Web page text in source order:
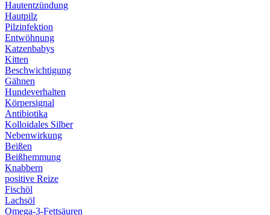
Hautentzündung
Hautpilz
Pilzinfektion
Entwöhnung
Katzenbabys
Kitten
Beschwichtigung
Gähnen
Hundeverhalten
Körpersignal
Antibiotika
Kolloidales Silber
Nebenwirkung
Beißen
Beißhemmung
Knabbern
positive Reize
Fischöl
Lachsöl
Omega-3-Fettsäuren